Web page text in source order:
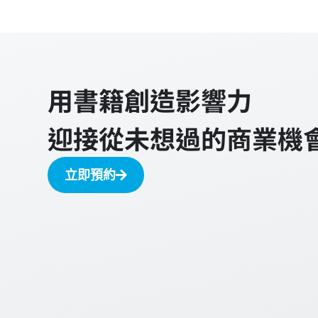
用書籍創造影響力
迎接從未想過的商業機
立即預約